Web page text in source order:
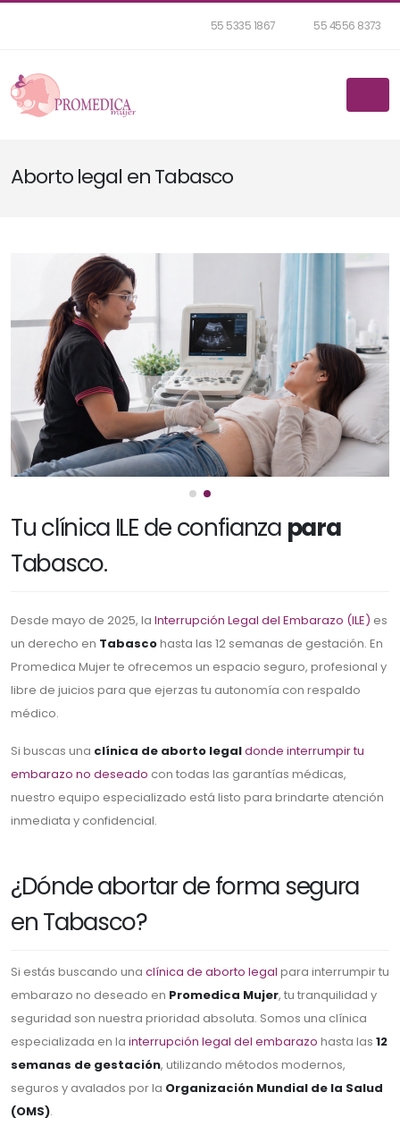
55 5335 1867 55 4556 8373
Aborto legal en Tabasco
Tu clínica ILE de confianza para
Tabasco.
Desde mayo de 2025, la Interrupción Legal del Embarazo (ILE) es
un derecho en Tabascohasta las 12 semanas de gestación. En
Promedica Mujer te ofrecemos un espacio seguro, profesional y
libre de juicios para que ejerzas tu autonomía con respaldo
médico.
Si buscas una clínica de aborto legaldonde interrumpir tu
embarazo no deseado con todas las garantías médicas,
nuestro equipo especializado está listo para brindarte atención
inmediata y confidencial.
¿Dónde abortar de forma segura
en Tabasco?
Si estás buscando una clínica de aborto legal para interrumpir tu
embarazo no deseado en Promedica Mujer, tu tranquilidad y
seguridad son nuestra prioridad absoluta. Somos una clínica
especializada en la interrupción legal del embarazo hasta las 12
semanas de gestación, utilizando métodos modernos,
seguros y avalados por la Organización Mundial de la Salud
(OMS).